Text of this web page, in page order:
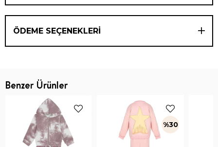
ÖDEME SEÇENEKLERI
Benzer Ürünler
%30